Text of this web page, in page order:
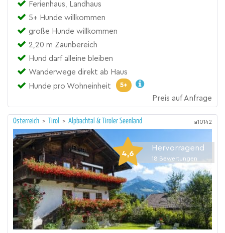
Ferienhaus, Landhaus
5+ Hunde willkommen
große Hunde willkommen
2,20 m Zaunbereich
Hund darf alleine bleiben
Wanderwege direkt ab Haus
Hunde pro Wohneinheit
5+
Preis auf Anfrage
Österreich > Tirol > Alpbachtal & Tiroler Seenland a10142
4,6
Hervorragend
18 Bewertungen